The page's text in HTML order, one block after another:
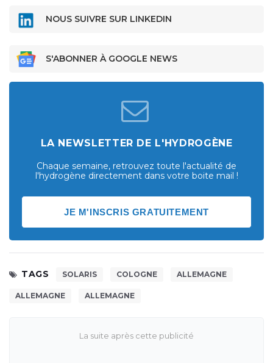
NOUS SUIVRE SUR LINKEDIN
S'ABONNER À GOOGLE NEWS
LA NEWSLETTER DE L'HYDROGÈNE
Chaque semaine, retrouvez toute l'actualité de
l'hydrogène directement dans votre boite mail !
JE M'INSCRIS GRATUITEMENT
TAGS SOLARIS COLOGNE ALLEMAGNE
ALLEMAGNE ALLEMAGNE